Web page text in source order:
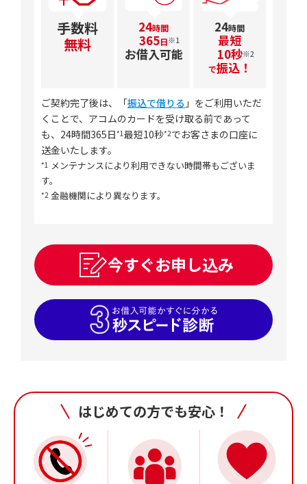
手数料
無料
24時間
365日※1
お借入可能
24時間
最短
10秒※2
で振込！
ご契約完了後は、「振込で借りる 」をご利用いただ
くことで、アコムのカードを受け取る前であって
も、24時間365日*1 最短10秒*2でお客さまの口座に
送金いたします。
*1 メンテナンスにより利用できない時間帯もございま
す。
*2 金融機関により異なります。
今すぐお申し込み
はじめての方でも安心！